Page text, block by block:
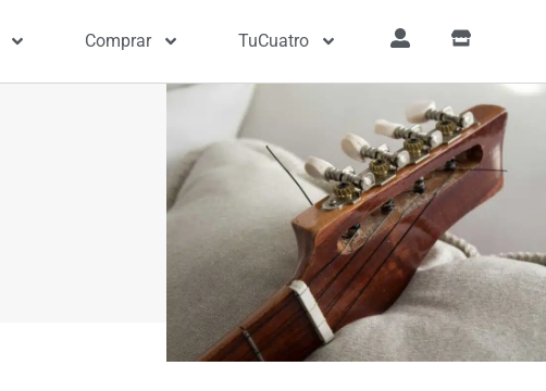
Comprar TuCuatro